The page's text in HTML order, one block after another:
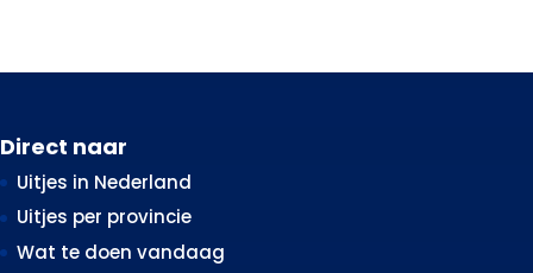
Direct naar
Uitjes in Nederland
Uitjes per provincie
Wat te doen vandaag